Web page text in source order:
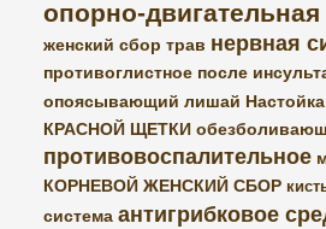
опорно-
женский сбор трав нервная
противоглистное после
опоясывающий лишай
КРАСНОЙ ЩЕТКИ
противовоспалительное
КОРНЕВОЙ ЖЕНСКИЙ СБОР
система антигрибковое